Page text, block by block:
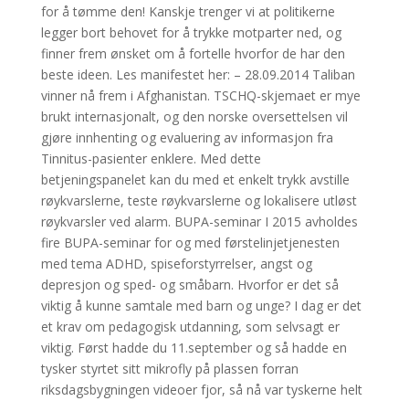
for å tømme den! Kanskje trenger vi at politikerne
legger bort behovet for å trykke motparter ned, og
finner frem ønsket om å fortelle hvorfor de har den
beste ideen. Les manifestet her: – 28.09.2014 Taliban
vinner nå frem i Afghanistan. TSCHQ-skjemaet er mye
brukt internasjonalt, og den norske oversettelsen vil
gjøre innhenting og evaluering av informasjon fra
Tinnitus-pasienter enklere. Med dette
betjeningspanelet kan du med et enkelt trykk avstille
røykvarslerne, teste røykvarslerne og lokalisere utløst
røykvarsler ved alarm. BUPA-seminar I 2015 avholdes
fire BUPA-seminar for og med førstelinjetjenesten
med tema ADHD, spiseforstyrrelser, angst og
depresjon og sped- og småbarn. Hvorfor er det så
viktig å kunne samtale med barn og unge? I dag er det
et krav om pedagogisk utdanning, som selvsagt er
viktig. Først hadde du 11.september og så hadde en
tysker styrtet sitt mikrofly på plassen forran
riksdagsbygningen videoer fjor, så nå var tyskerne helt